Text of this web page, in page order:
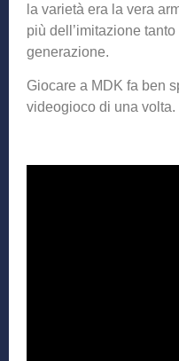
la varietà era la vera
più dell’imitazione
generazione.
Giocare a MDK fa ben
videogioco di una volta.